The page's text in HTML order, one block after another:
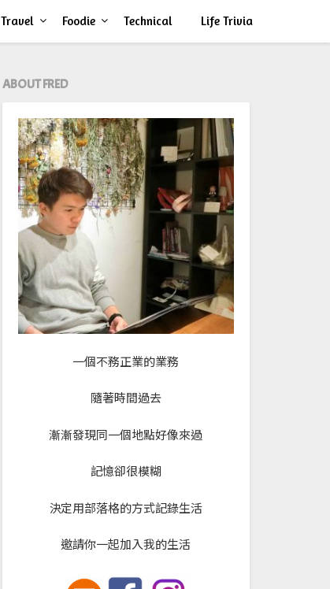
Travel Foodie Technical Life Trivia
ABOUT FRED
一個不務正業的業務
隨著時間過去
漸漸發現同一個地點好像來過
記憶卻很模糊
決定用部落格的方式記錄生活
邀請你一起加入我的生活